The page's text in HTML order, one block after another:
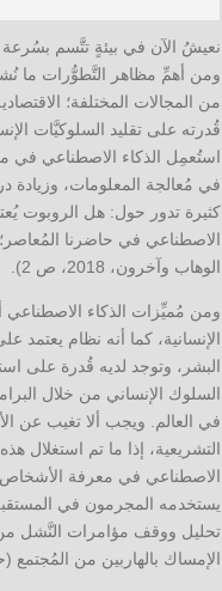
ومن أهمِّ مظاهر التَّطوُّرات ما
من المجالات المختلفة؛
قُدرته على تقليد السلوكيَّات
استُعمِل الذكاء الاصطناعي في
كثيرة تدور حول: هل الروبوت
الاصطناعي في حاضرنا
الوهاب وآخرون، 2018، ص 2).
ومن مُميِّزات الذكاء الاصطناعي
الإنسانية، كما أنه نظام
البشر، وتوجد لديه قُدرة على
السلوك الإنساني من خلال
في العالم. ويجب ألا تغيب عن
التشريعية، إذا ما تم استغلال
الاصطناعي في معرفة الأشخاص
يستخدمه المجرمون في
تحليل ووقف مؤامرات النَّشل
الإمساك بالهاربين من المُجتمع (حسن